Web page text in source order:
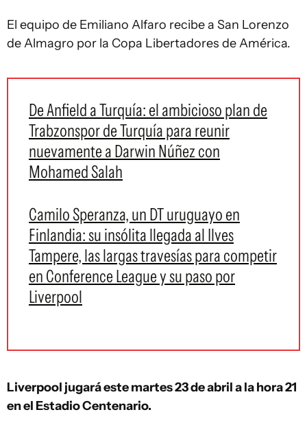
El equipo de Emiliano Alfaro recibe a San Lorenzo
de Almagro por la Copa Libertadores de América.
De Anfield a Turquía: el ambicioso plan de
Trabzonspor de Turquía para reunir
nuevamente a Darwin Núñez con
Mohamed Salah
Camilo Speranza, un DT uruguayo en
Finlandia: su insólita llegada al Ilves
Tampere, las largas travesías para competir
en Conference League y su paso por
Liverpool
Liverpool jugará este martes 23 de abril a la hora 21
en el Estadio Centenario.